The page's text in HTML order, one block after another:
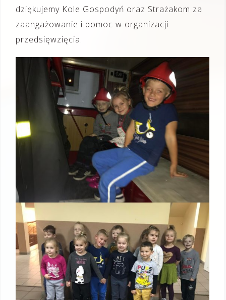
dziękujemy Kole Gospodyń oraz Strażakom za
zaangażowanie i pomoc w organizacji
przedsięwzięcia.